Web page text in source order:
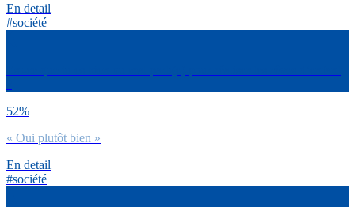
En detail
#société
52%
« Oui plutôt bien »
En detail
#société